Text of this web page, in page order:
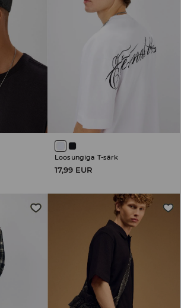
Loosungiga T-särk
17,99 EUR